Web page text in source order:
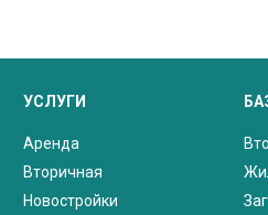
УСЛУГИ
Аренда
Вторичная
Новостройки